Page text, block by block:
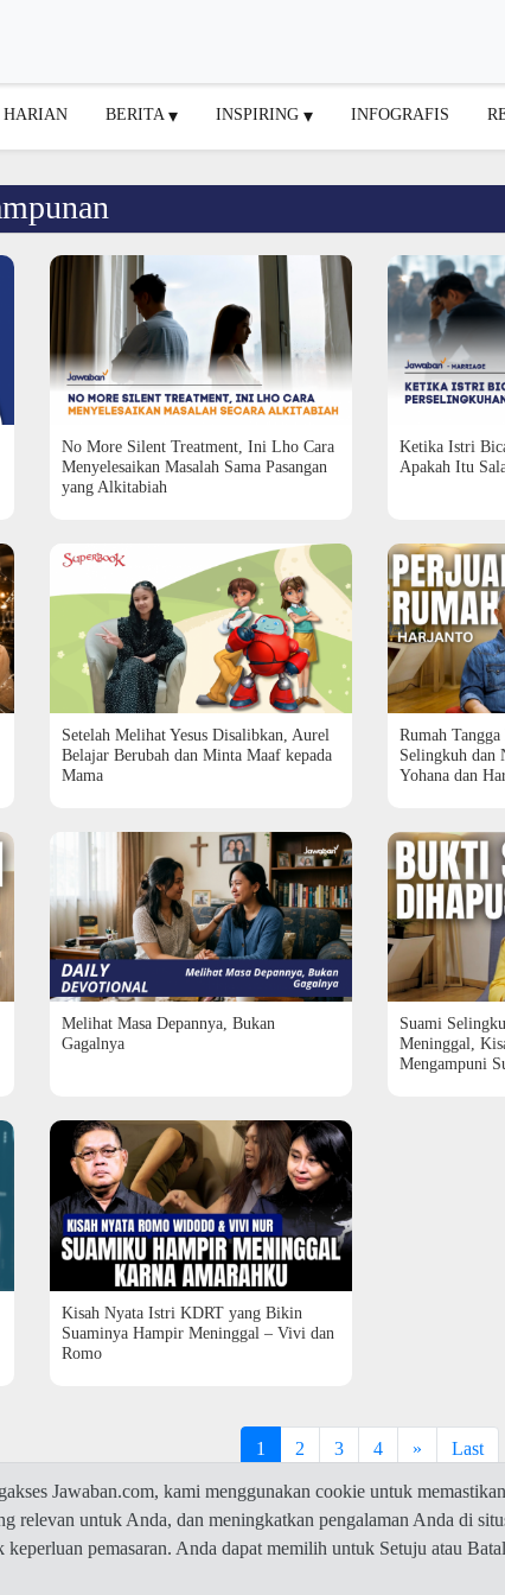
HARIAN BERITA INSPIRING INFOGRAFIS
No More Silent Treatment, Ini Lho Cara
Menyelesaikan Masalah Sama Pasangan
yang Alkitabiah
Ketika Istri
Apakah Itu
Setelah Melihat Yesus Disalibkan, Aurel
Belajar Berubah dan Minta Maaf kepada
Mama
Rumah
Selingkuh dan
Yohana dan
Melihat Masa Depannya, Bukan
Gagalnya
Suami
Meninggal,
Mengampuni
Kisah Nyata Istri KDRT yang Bikin
Suaminya Hampir Meninggal – Vivi dan
Romo
1 2 3 4 » Last
Jawaban.com, kami menggunakan cookie untuk
relevan untuk Anda, dan meningkatkan pengalaman Anda di
pemasaran. Anda dapat memilih untuk Setuju atau
© 2026 Jawaban.com -Privacy